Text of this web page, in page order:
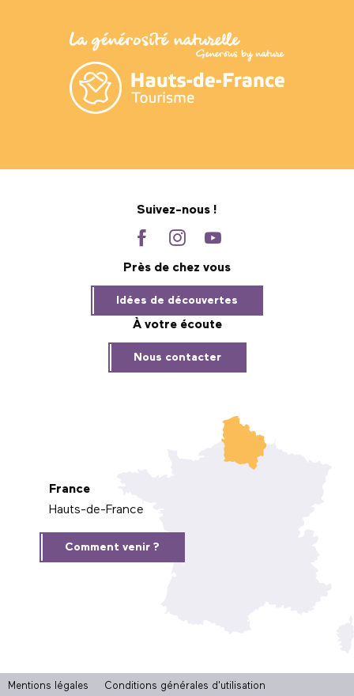
Suivez-nous !
Près de chez vous
Idées de découvertes
À votre écoute
Nous contacter
France
Hauts-de-France
Comment venir ?
Mentions légales Conditions générales d'utilisation